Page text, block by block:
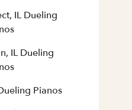
IL Dueling
IL Dueling
Pianos